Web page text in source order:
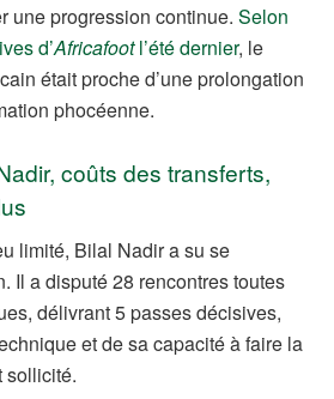
une progression continue. Selon
d’Africafootl’été dernier, le
était proche d’une prolongation
phocéenne.
coûts des transferts,
limité, Bilal Nadir a su se
Il a disputé 28 rencontres toutes
délivrant 5 passes décisives,
et de sa capacité à faire la
sollicité.